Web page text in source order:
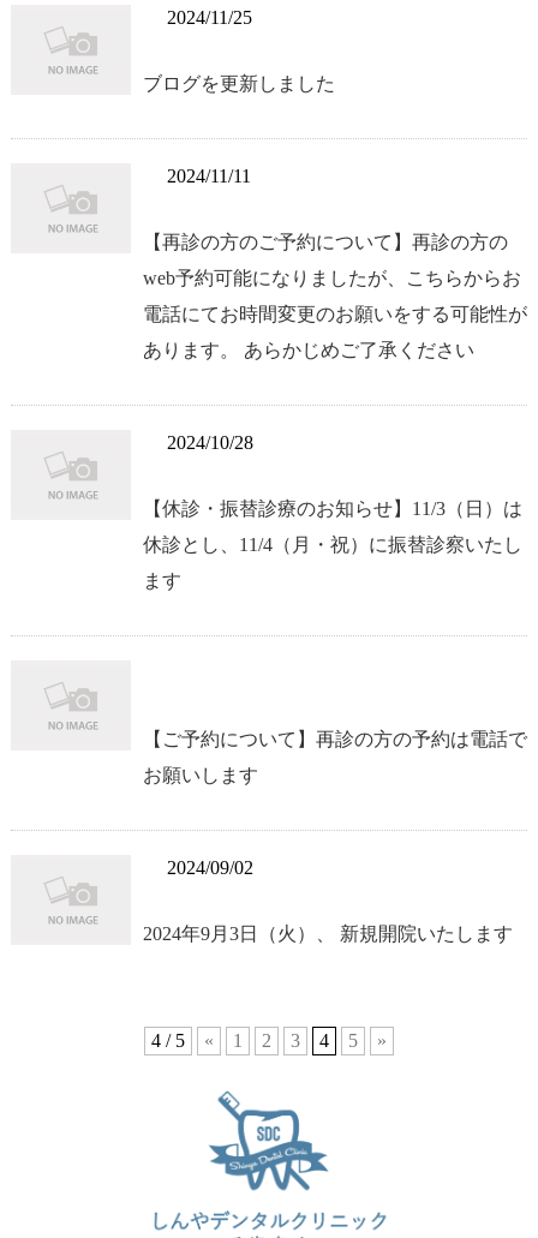
2024/11/25
ブログを更新しました
2024/11/11
【再診の方のご予約について】再診の方の
web予約可能になりましたが、こちらからお
電話にてお時間変更のお願いをする可能性が
あります。 あらかじめご了承ください
2024/10/28
【休診・振替診療のお知らせ】11/3（日）は
休診とし、11/4（月・祝）に振替診察いたし
ます
【ご予約について】再診の方の予約は電話で
お願いします
2024/09/02
2024年9月3日（火）、 新規開院いたします
4 / 5 « 1 2 3 4 5 »